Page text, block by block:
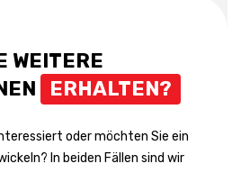
WEITERE
ERHALTEN?
oder möchten Sie ein
In beiden Fällen sind wir